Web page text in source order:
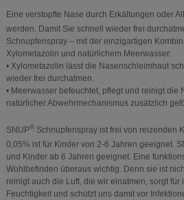
Eine verstopfte Nase durch Erkältungen oder
werden. Damit Sie schnell wieder frei
Schnupfenspray – mit der einzigartigen
Xylometazolin und natürlichem Meerwasser:
• Xylometazolin lässt die Nasenschleimhaut
wieder frei durchatmen.
• Meerwasser befeuchtet, pflegt und reinigt die
natürlicher Abwehrmechanismus zusätzlich
SNUP®Schnupfenspray ist frei von reizenden
0,05% ist für Kinder von 2-6 Jahren geeignet.
und Kinder ab 6 Jahren geeignet. Eine
Wohlbefinden überaus wichtig. Denn sie ist
reinigt auch die Luft, die wir einatmen, sorgt für
Feuchtigkeit und schützt uns damit vor